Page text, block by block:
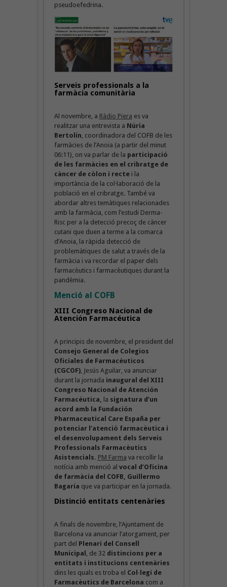
pseudoefedrina.
Serveis professionals a la
farmàcia comunitària
Al novembre, a Ràdio Piera es va
realitzar una entrevista a Núria
Bertolín , coordinadora del COFB de les
farmàcies de l’Anoia (a partir del minut
06:11), on va parlar de la participació
de les farmàcies en el cribratge de
càncer de còlon i rectei la
importància de la col·laboració de la
població en el cribratge. També va
abordar altres temàtiques relacionades
amb la farmàcia, com l’estudi Derma-
Risc per a la detecció precoç de càncer
cutani que duen a terme a la comarca
d’Anoia, la ràpida detecció de
problemàtiques de salut a través de la
farmàcia i va recordar el paper dels
farmacèutics i farmacèutiques durant la
pandèmia.
Menció al COFB
XIII Congreso Nacional de
Atención Farmacéutica
A principis de novembre, el president del
Consejo General de Colegios
Oficiales de Farmacéuticos
(CGCOF), Jesús Aguilar, va anunciar
durant la jornada inaugural del XIII
Congreso Nacional de Atención
Farmacéutica,
la signatura d’un
acord amb la Fundación
Pharmaceutical Care España per
potenciar l’atenció farmacèutica i
el desenvolupament dels Serveis
Professionals Farmacèutics
Asistencials. PM Farma va recollir la
notícia amb menció al vocal d’Oficina
de farmàcia del COFB, Guillermo
Bagaría que va participar en la jornada.
Distinció entitats centenàries
A finals de novembre, l’Ajuntament de
Barcelona va anunciar l’atorgament, per
part del Plenari del Consell
Municipal
, de 32 distincions per a
entitats i institucions centenàries
dins les quals es troba el Col·legi de
Farmacèutics de Barcelona com a